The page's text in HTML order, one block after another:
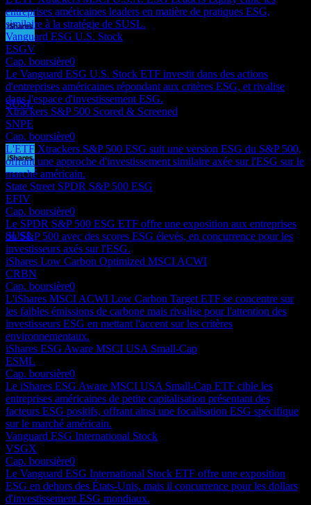
Paiement du dividende
17
SEP 27
iShares ESG MSCI USA Leaders
Estimé
SUSL
Ex-dividende
16
DEC
iShares ESG MSCI USA Leaders
Estimé
SUSL
entreprises américaines leaders en matière de pratiques ESG,
similaire à la stratégie de SUSL.
Vanguard ESG U.S. Stock
ESGV
Cap. boursière0
Le Vanguard ESG U.S. Stock ETF investit dans des actions
d'entreprises américaines répondant aux critères ESG, et rivalise
dans l'espace d'investissement ESG.
Xtrackers S&P 500 Scored & Screened
SNPE
Cap. boursière0
L'ETF Xtrackers S&P 500 ESG suit une version ESG du S&P 500,
offrant une approche d'investissement similaire axée sur l'ESG sur le
marché américain.
State Street SPDR S&P 500 ESG
EFIV
Cap. boursière0
Le SPDR S&P 500 ESG ETF offre une exposition aux entreprises
du S&P 500 avec des scores ESG élevés, en concurrence pour les
investisseurs axés sur l'ESG.
iShares Low Carbon Optimized MSCI ACWI
CRBN
Cap. boursière0
L'iShares MSCI ACWI Low Carbon Target ETF se concentre sur
les faibles émissions de carbone mais rivalise pour l'attention des
investisseurs ESG en mettant l'accent sur les critères
environnementaux.
iShares ESG Aware MSCI USA Small-Cap
ESML
Cap. boursière0
Le iShares ESG Aware MSCI USA Small-Cap ETF cible les
entreprises américaines de petite capitalisation présentant des
facteurs ESG positifs, offrant ainsi une focalisation ESG spécifique
sur le marché américain.
Vanguard ESG International Stock
VSGX
Cap. boursière0
Le Vanguard ESG International Stock ETF offre une exposition
ESG en dehors des États-Unis, mais il concurrence pour les dollars
d'investissement ESG mondiaux.